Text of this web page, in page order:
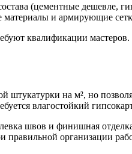
(цементные дешевле,
материалы и армирующие
квалификации
на м², но
влагостойкий
швов и финишная
организации